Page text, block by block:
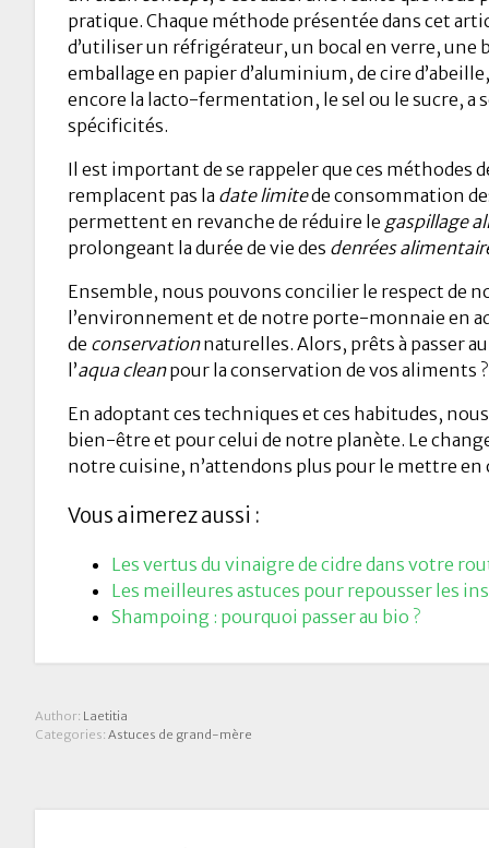
pratique. Chaque méthode présentée dans cet
d’utiliser un réfrigérateur, un bocal en verre, une
emballage en papier d’aluminium, de cire
encore la lacto-fermentation, le sel ou le sucre, a
spécificités.
Il est important de se rappeler que ces méthodes
remplacent pas la date limitede consommation
permettent en revanche de réduire le gaspillage
prolongeant la durée de vie des denrées
Ensemble, nous pouvons concilier le respect de
l’environnement et de notre porte-monnaie en
de conservationnaturelles. Alors, prêts à passer
l’aqua cleanpour la conservation de vos aliments ?
En adoptant ces techniques et ces habitudes,
bien-être et pour celui de notre planète. Le
notre cuisine, n’attendons plus pour le mettre
Vous aimerez aussi :
Les vertus du vinaigre de cidre dans votre
Les meilleures astuces pour repousser les
Shampoing : pourquoi passer au bio ?
Author: Laetitia
Categories: Astuces de grand-mère